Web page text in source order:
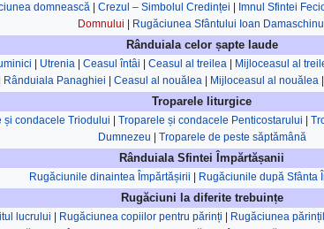
domnească Crezul – Simbolul Credinței Imnul Sfintei
Domnului
Rugăciunea Sfântului Ioan Damaschinul
Rânduiala celor șapte laude
Utrenia Ceasul întâi Ceasul al treilea Mijloceasul al
Rânduiala Panaghiei Ceasul al nouălea| Mijloceasul al nouălea|
Troparele liturgice
și condacele Triodului Troparele și condacele Penticostarului
Dumnezeu
Troparele de peste săptămână
Rânduiala Sfintei Împărtășanii
Rugăciunile dinaintea Împărtășirii
Rugăciunile după Sfânta
Rugăciuni la diferite trebuințe
lucrului Rugăciunea copiilor pentru părinți Rugăciunea